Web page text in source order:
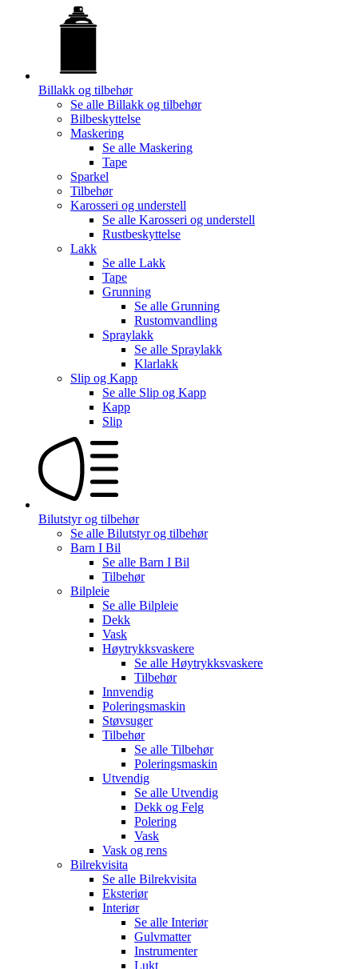
Billakk og tilbehør
Se alle Billakk og tilbehør
Bilbeskyttelse
Maskering
Se alle Maskering
Tape
Sparkel
Tilbehør
Karosseri og understell
Se alle Karosseri og understell
Rustbeskyttelse
Lakk
Se alle Lakk
Tape
Grunning
Se alle Grunning
Rustomvandling
Spraylakk
Se alle Spraylakk
Klarlakk
Slip og Kapp
Se alle Slip og Kapp
Kapp
Slip
Bilutstyr og tilbehør
Se alle Bilutstyr og tilbehør
Barn I Bil
Se alle Barn I Bil
Tilbehør
Bilpleie
Se alle Bilpleie
Dekk
Vask
Høytrykksvaskere
Se alle Høytrykksvaskere
Tilbehør
Innvendig
Poleringsmaskin
Støvsuger
Tilbehør
Se alle Tilbehør
Poleringsmaskin
Utvendig
Se alle Utvendig
Dekk og Felg
Polering
Vask
Vask og rens
Bilrekvisita
Se alle Bilrekvisita
Eksteriør
Interiør
Se alle Interiør
Gulvmatter
Instrumenter
Lukt